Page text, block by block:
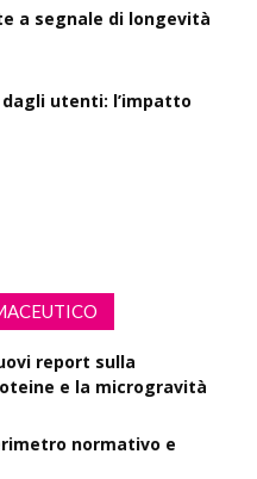
a segnale di longevità
utenti: l’impatto
report sulla
e la microgravità
normativo e